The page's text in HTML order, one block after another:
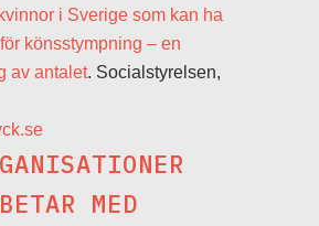
i Sverige som kan ha
könsstympning – en
av antalet. Socialstyrelsen,
MED